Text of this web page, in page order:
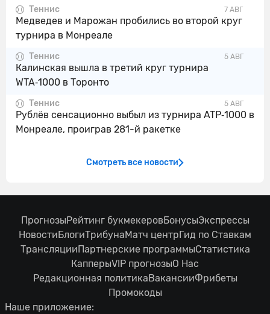
7 АВГ
Теннис
Медведев и Марожан пробились во второй круг
турнира в Монреале
5 АВГ
Теннис
Калинская вышла в третий круг турнира
WTA‑1000 в Торонто
5 АВГ
Теннис
Рублёв сенсационно выбыл из турнира ATP‑1000 в
Монреале, проиграв 281-й ракетке
Смотреть все новости
ПрогнозыРейтинг букмекеровБонусыЭкспрессы
НовостиБлогиТрибунаМатч центрГид по Ставкам
ТрансляцииПартнерские программыСтатистика
КапперыVIP прогнозыО Нас
Редакционная политикаВакансииФрибеты
Промокоды
Наше приложение: